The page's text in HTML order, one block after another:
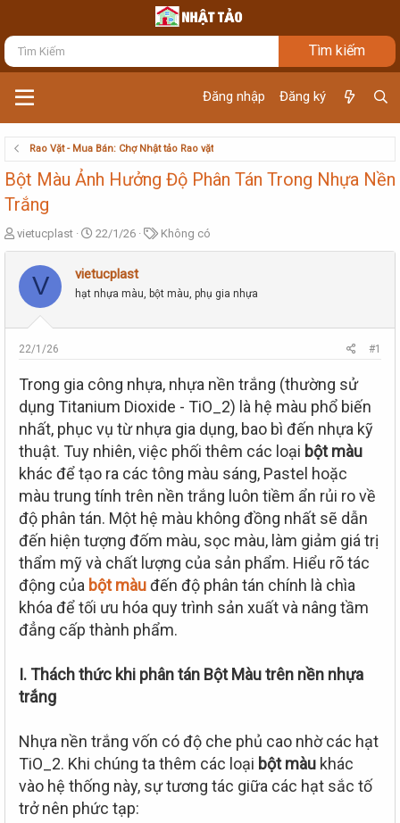
Đăng nhập Đăng ký
Rao Vặt - Mua Bán: Chợ Nhật tảo Rao vặt
Bột Màu Ảnh Hưởng Độ Phân Tán Trong Nhựa Nền
Trắng
T
h
e
a
s
e
vietucplast
N
g
y
g
i
22/1/26
T
ừ
ó
Không có
V vietucplast
hạt nhựa màu, bột màu, phụ gia nhựa
22/1/26 #1
Trong gia công nhựa, nhựa nền trắng (thường sử
dụng Titanium Dioxide - TiO_2) là hệ màu phổ biến
nhất, phục vụ từ nhựa gia dụng, bao bì đến nhựa kỹ
thuật. Tuy nhiên, việc phối thêm các loại bột màu
khác để tạo ra các tông màu sáng, Pastel hoặc
màu trung tính trên nền trắng luôn tiềm ẩn rủi ro về
độ phân tán. Một hệ màu không đồng nhất sẽ dẫn
đến hiện tượng đốm màu, sọc màu, làm giảm giá trị
thẩm mỹ và chất lượng của sản phẩm. Hiểu rõ tác
động của bột màuđến độ phân tán chính là chìa
khóa để tối ưu hóa quy trình sản xuất và nâng tầm
đẳng cấp thành phẩm.
I. Thách thức khi phân tán Bột Màu trên nền nhựa
trắng
Nhựa nền trắng vốn có độ che phủ cao nhờ các hạt
TiO_2. Khi chúng ta thêm các loại bột màu khác
vào hệ thống này, sự tương tác giữa các hạt sắc tố
trở nên phức tạp: